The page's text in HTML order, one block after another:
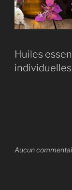
Huiles
individuelles
Aucun